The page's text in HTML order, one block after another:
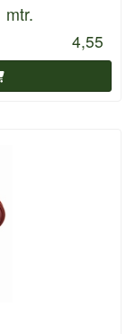
mtr.
4,55